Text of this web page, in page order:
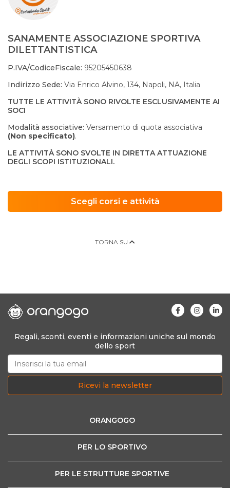
SANAMENTE ASSOCIAZIONE SPORTIVA
DILETTANTISTICA
P.IVA/CodiceFiscale: 95205450638
Indirizzo Sede: Via Enrico Alvino, 134, Napoli, NA, Italia
TUTTE LE ATTIVITÀ SONO RIVOLTE ESCLUSIVAMENTE AI
SOCI
Modalità associative: Versamento di quota associativa
(Non specificato).
LE ATTIVITÀ SONO SVOLTE IN DIRETTA ATTUAZIONE
DEGLI SCOPI ISTITUZIONALI.
Scegli corsi e attività
TORNA SU
Regali, sconti, eventi e informazioni uniche sul mondo
dello sport
Ricevi la newsletter
ORANGOGO
PER LO SPORTIVO
PER LE STRUTTURE SPORTIVE